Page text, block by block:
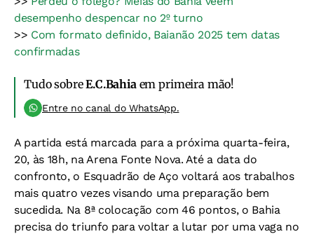
desempenho despencar no 2º turno
>> Com formato definido, Baianão 2025 tem datas
confirmadas
Tudo sobreE.C.Bahiaem primeira mão!
Entre no canal do WhatsApp.
A partida está marcada para a próxima quarta-feira,
20, às 18h, na Arena Fonte Nova. Até a data do
confronto, o Esquadrão de Aço voltará aos trabalhos
mais quatro vezes visando uma preparação bem
sucedida. Na 8ª colocação com 46 pontos, o Bahia
precisa do triunfo para voltar a lutar por uma vaga no